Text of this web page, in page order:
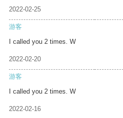
2022-02-25
游客
I called you 2 times. W
2022-02-20
游客
I called you 2 times. W
2022-02-16